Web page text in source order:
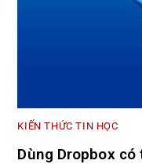
KIẾN THỨC TIN HỌC
Dùng Dropbox